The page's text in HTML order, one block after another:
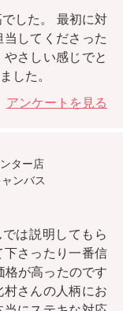
した。 最初に対
してくださった
さしい感じでと
した。
アンケートを見る
ター店
ンバス
は説明してもら
下さったり一番信
格が高ったのです
さんの人柄にお